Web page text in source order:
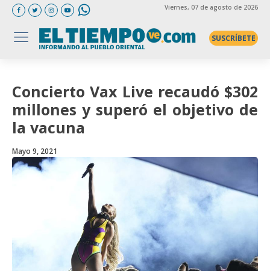
Viernes, 07 de agosto de 2026
SUSCRÍBETE
Concierto Vax Live recaudó $302
millones y superó el objetivo de
la vacuna
Mayo 9, 2021